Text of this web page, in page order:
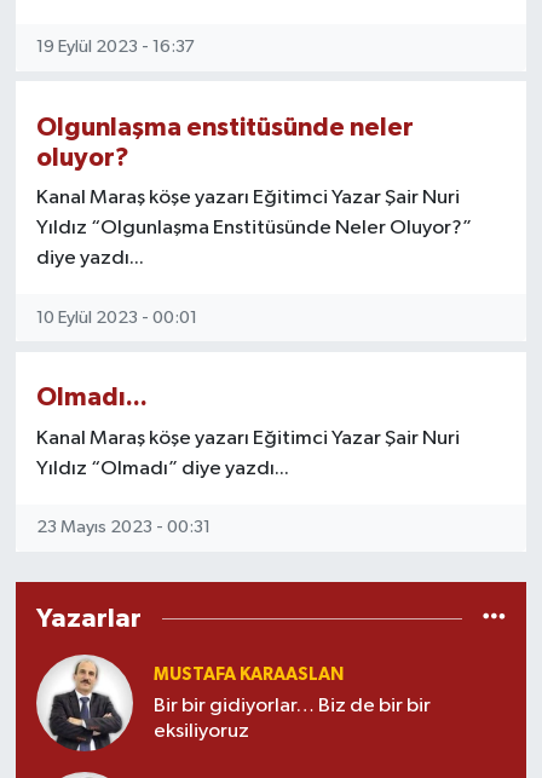
19 Eylül 2023 - 16:37
Olgunlaşma enstitüsünde neler
oluyor?
Kanal Maraş köşe yazarı Eğitimci Yazar Şair Nuri
Yıldız “Olgunlaşma Enstitüsünde Neler Oluyor?”
diye yazdı...
10 Eylül 2023 - 00:01
Olmadı...
Kanal Maraş köşe yazarı Eğitimci Yazar Şair Nuri
Yıldız “Olmadı” diye yazdı...
23 Mayıs 2023 - 00:31
Yazarlar
MUSTAFA KARAASLAN
Bir bir gidiyorlar… Biz de bir bir
eksiliyoruz